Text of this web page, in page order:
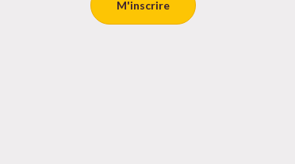
M'inscrire